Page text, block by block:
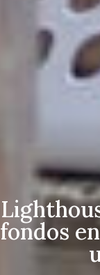
fondos